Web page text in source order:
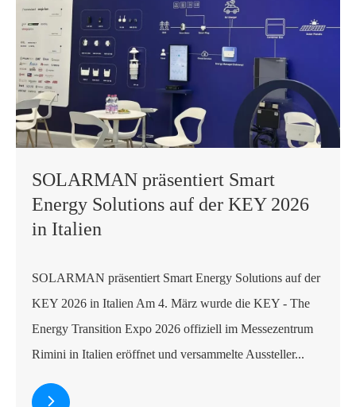
SOLARMAN präsentiert Smart
Energy Solutions auf der KEY 2026
in Italien
SOLARMAN präsentiert Smart Energy Solutions auf der
KEY 2026 in Italien Am 4. März wurde die KEY - The
Energy Transition Expo 2026 offiziell im Messezentrum
Rimini in Italien eröffnet und versammelte Aussteller...